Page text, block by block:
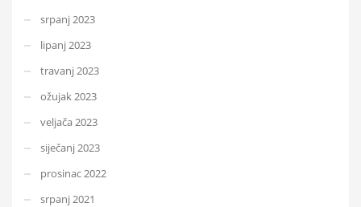
srpanj 2023
lipanj 2023
travanj 2023
ožujak 2023
veljača 2023
siječanj 2023
prosinac 2022
srpanj 2021